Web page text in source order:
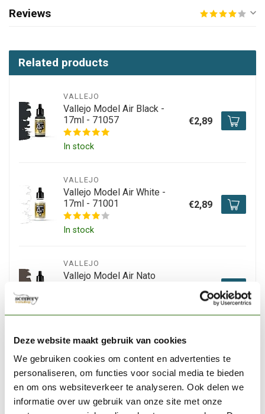
Deze website maakt gebruik van cookies
We gebruiken cookies om content en advertenties te
personaliseren, om functies voor social media te bieden
en om ons websiteverkeer te analyseren. Ook delen we
informatie over uw gebruik van onze site met onze
Reviews
Related products
VALLEJO
Vallejo Model Air Black -
17ml - 71057
In stock
€2,89
VALLEJO
Vallejo Model Air White -
17ml - 71001
In stock
€2,89
VALLEJO
Vallejo Model Air Nato
In stock
€3,20
Vallejo Model Air Yellow -
17ml - 71002
€3,06